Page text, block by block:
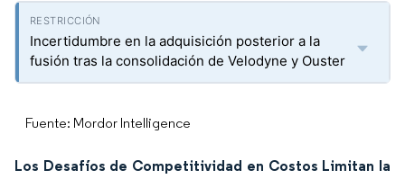
Incertidumbre en la adquisición posterior a la
fusión tras la consolidación de Velodyne y Ouster
Fuente: Mordor Intelligence
Los Desafíos de Competitividad en Costos Limitan la